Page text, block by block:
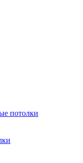
потолки